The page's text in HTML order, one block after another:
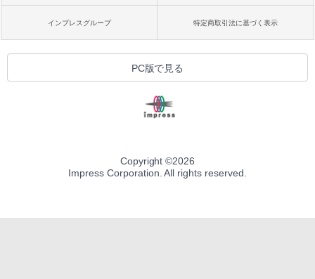
インプレスグループ 特定商取引法に基づく表示
PC版で見る
Copyright ©2026
Impress Corporation. All rights reserved.